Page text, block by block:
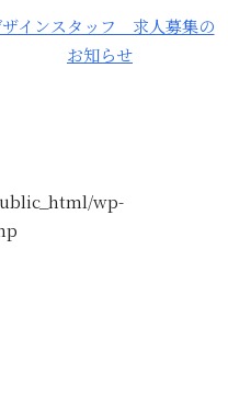
ザインスタッフ 求人募集の
お知らせ
wp-